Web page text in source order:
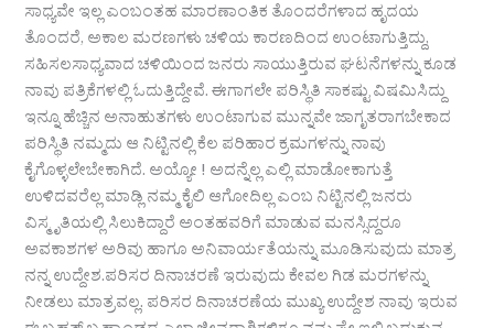
ಸಾಧ್ಯವೇ ಇಲ್ಲ ಎಂಬಂತಹ ಮಾರಣಾಂತಿಕ ತೊಂದರೆಗಳಾದ ಹೃದಯ
ತೊಂದರೆ, ಅಕಾಲ ಮರಣಗಳು ಚಳಿಯ ಕಾರಣದಿಂದ ಉಂಟಾಗುತ್ತಿದ್ದು,
ಸಹಿಸಲಸಾಧ್ಯವಾದ ಚಳಿಯಿಂದ ಜನರು ಸಾಯುತ್ತಿರುವ ಘಟನೆಗಳನ್ನು ಕೂಡ
ನಾವು ಪತ್ರಿಕೆಗಳಲ್ಲಿ ಓದುತ್ತಿದ್ದೇವೆ. ಈಗಾಗಲೇ ಪರಿಸ್ಥಿತಿ ಸಾಕಷ್ಟು ವಿಷಮಿಸಿದ್ದು
ಇನ್ನೂ ಹೆಚ್ಚಿನ ಅನಾಹುತಗಳು ಉಂಟಾಗುವ ಮುನ್ನವೇ ಜಾಗೃತರಾಗಬೇಕಾದ
ಪರಿಸ್ಥಿತಿ ನಮ್ಮದು ಆ ನಿಟ್ಟಿನಲ್ಲಿ ಕೆಲ ಪರಿಹಾರ ಕ್ರಮಗಳನ್ನು ನಾವು
ಕೈಗೊಳ್ಳಲೇಬೇಕಾಗಿದೆ. ಅಯ್ಯೋ ! ಅದನ್ನೆಲ್ಲ ಎಲ್ಲಿ ಮಾಡೋಕಾಗುತ್ತೆ
ಉಳಿದವರೆಲ್ಲ ಮಾಡ್ಲಿ ನಮ್ಮ ಕೈಲಿ ಆಗೋದಿಲ್ಲ ಎಂಬ ನಿಟ್ಟಿನಲ್ಲಿ ಜನರು
ವಿಸ್ಮೃತಿಯಲ್ಲಿ ಸಿಲುಕಿದ್ದಾರೆ ಅಂತಹವರಿಗೆ ಮಾಡುವ ಮನಸ್ಸಿದ್ದರೂ
ಅವಕಾಶಗಳ ಅರಿವು ಹಾಗೂ ಅನಿವಾರ್ಯತೆಯನ್ನು ಮೂಡಿಸುವುದು ಮಾತ್ರ
ನನ್ನ ಉದ್ದೇಶ.ಪರಿಸರ ದಿನಾಚರಣೆ ಇರುವುದು ಕೇವಲ ಗಿಡ ಮರಗಳನ್ನು
ನೀಡಲು ಮಾತ್ರವಲ್ಲ. ಪರಿಸರ ದಿನಾಚರಣೆಯ ಮುಖ್ಯ ಉದ್ದೇಶ ನಾವು ಇರುವ